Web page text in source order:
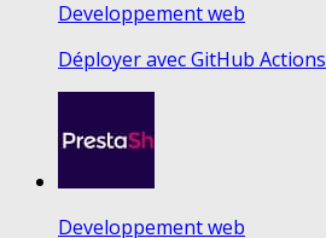
Developpement web
Déployer avec GitHub Actions
Developpement web